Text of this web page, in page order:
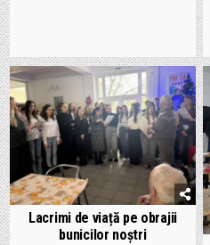
Lacrimi de viață pe obrajii
bunicilor noștri